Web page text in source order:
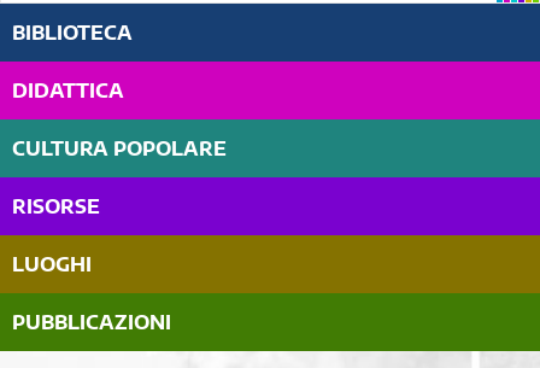
BIBLIOTECA
DIDATTICA
CULTURA POPOLARE
RISORSE
LUOGHI
PUBBLICAZIONI